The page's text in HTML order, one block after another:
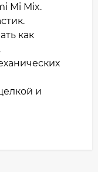
Mi Mix.
как
и